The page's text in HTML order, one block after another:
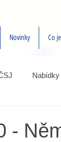
Novinky Co
Nabídky
-